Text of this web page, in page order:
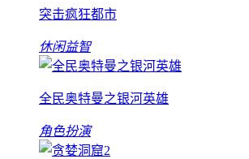
突击疯狂都市
休闲益智
全民奥特曼之银河英雄
角色扮演